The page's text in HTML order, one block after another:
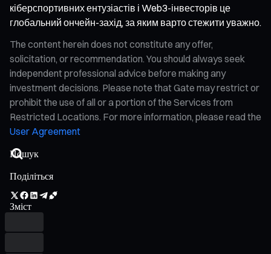
кіберспортивних ентузіастів і Web3-інвесторів це
глобальний ончейн-захід, за яким варто стежити уважно.
The content herein does not constitute any offer,
solicitation, or recommendation. You should always seek
independent professional advice before making any
investment decisions. Please note that Gate may restrict or
prohibit the use of all or a portion of the Services from
Restricted Locations. For more information, please read the
User Agreement
Поділіться
Зміст